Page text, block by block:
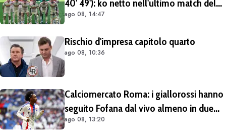
40' 49'): ko netto nell'ultimo match del
tour britannico (FOTO e VIDEO)
ago 08, 14:47
Rischio d'impresa capitolo quarto
ago 08, 10:36
Calciomercato Roma: i giallorossi hanno
seguito Fofana dal vivo almeno in due
occasioni. Costa 40/45 milioni
ago 08, 13:20